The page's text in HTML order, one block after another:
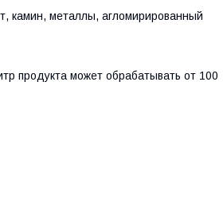
камин, металлы, агломирированный
продукта может обрабатывать от 100